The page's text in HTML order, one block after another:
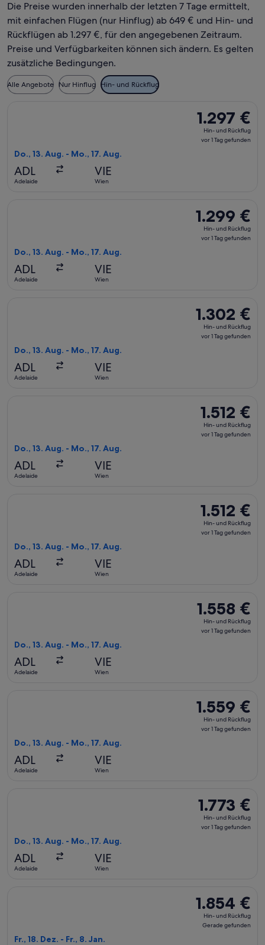
Die Preise wurden innerhalb der letzten 7 Tage ermittelt,
mit einfachen Flügen (nur Hinflug) ab 649 € und Hin- und
Rückflügen ab 1.297 €, für den angegebenen Zeitraum.
Preise und Verfügbarkeiten können sich ändern. Es gelten
zusätzliche Bedingungen.
Alle Angebote Nur Hinflug Hin- und Rückflug
1.297 €
Hin-
und
1.297 €
Hin- und Rückflug
vor 1 Tag gefunden
Do., 13. Aug. - Mo., 17. Aug.
ADL
Adelaide
VIE
Wien
1.299 €
Hin-
und
1.299 €
Hin- und Rückflug
vor 1 Tag gefunden
Do., 13. Aug. - Mo., 17. Aug.
ADL
Adelaide
VIE
Wien
1.302 €
Hin-
und
1.302 €
Hin- und Rückflug
vor 1 Tag gefunden
Do., 13. Aug. - Mo., 17. Aug.
ADL
Adelaide
VIE
Wien
1.512 €
Hin-
und
1.512 €
Hin- und Rückflug
vor 1 Tag gefunden
Do., 13. Aug. - Mo., 17. Aug.
ADL
Adelaide
VIE
Wien
1.512 €
Hin-
und
1.512 €
Hin- und Rückflug
vor 1 Tag gefunden
Do., 13. Aug. - Mo., 17. Aug.
ADL
Adelaide
VIE
Wien
1.558 €
Hin-
und
1.558 €
Hin- und Rückflug
vor 1 Tag gefunden
Do., 13. Aug. - Mo., 17. Aug.
ADL
Adelaide
VIE
Wien
1.559 €
Hin-
und
1.559 €
Hin- und Rückflug
vor 1 Tag gefunden
Do., 13. Aug. - Mo., 17. Aug.
ADL
Adelaide
VIE
Wien
1.773 €
Hin-
und
1.773 €
Hin- und Rückflug
vor 1 Tag gefunden
Do., 13. Aug. - Mo., 17. Aug.
ADL
Adelaide
VIE
Wien
1.854 €
Hin-
und
1.854 €
Hin- und Rückflug
Gerade gefunden
Fr., 18. Dez. - Fr., 8. Jan.